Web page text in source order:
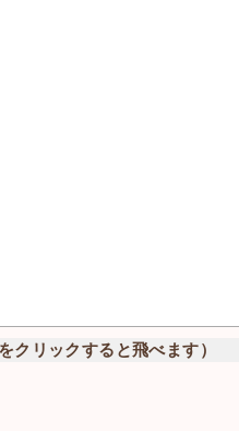
クリックすると飛べます）